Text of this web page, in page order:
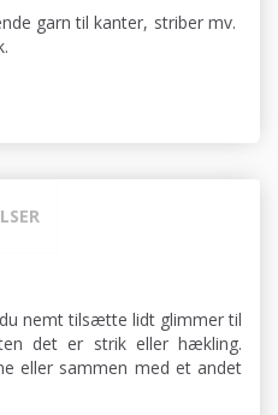
garn til kanter, striber mv.
nemt tilsætte lidt glimmer til
det er strik eller hækling.
eller sammen med et andet